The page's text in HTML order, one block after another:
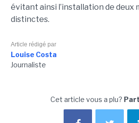
évitant ainsi l’installation de deux
distinctes.
Article rédigé par
Louise Costa
Journaliste
Cet article vous a plu?